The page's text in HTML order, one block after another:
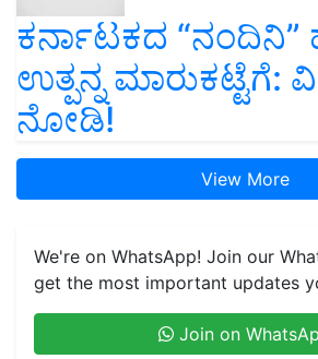
ಕರ್ನಾಟಕದ “ನಂದಿನಿ”
ಉತ್ಪನ್ನ ಮಾರುಕಟ್ಟೆಗೆ:
ನೋಡಿ!
View More
We're on WhatsApp! Join our
get the most important updates
Join on